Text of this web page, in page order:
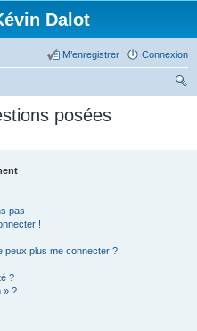
Dalot
Connexion
M’enregistrer
posées
pas !
!
peux plus me connecter ?!
?
» ?